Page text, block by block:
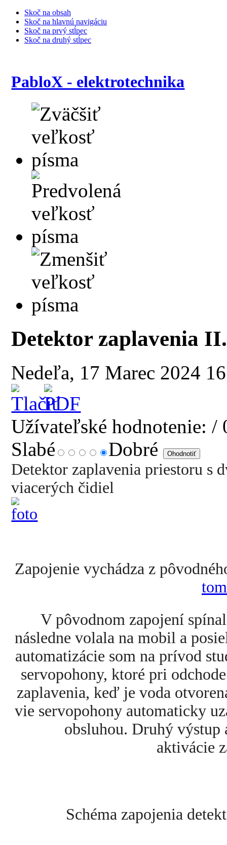
Skoč na obsah
Skoč na hlavnú navigáciu
Skoč na prvý stĺpec
Skoč na druhý stĺpec
PabloX - elektrotechnika
Detektor zaplavenia II.
Nedeľa, 17 Marec 2024
Užívateľské hodnotenie: /
Slabé
Dobré
Detektor zaplavenia priestoru s
viacerých čidiel
Zapojenie vychádza z
V pôvodnom zapojení
následne volala na mobil a
automatizácie som na prívod
servopohony, ktoré pri
zaplavenia, keď je voda
vie servopohony automaticky
obsluhou. Druhý výstup
aktivácie
Schéma zapojenia